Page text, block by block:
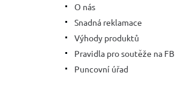
O nás
Snadná reklamace
Výhody produktů
Pravidla pro soutěže na FB
Puncovní úřad